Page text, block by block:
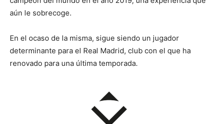
aún le sobrecoge.
En el ocaso de la misma, sigue siendo un jugador
determinante para el Real Madrid, club con el que ha
renovado para una última temporada.